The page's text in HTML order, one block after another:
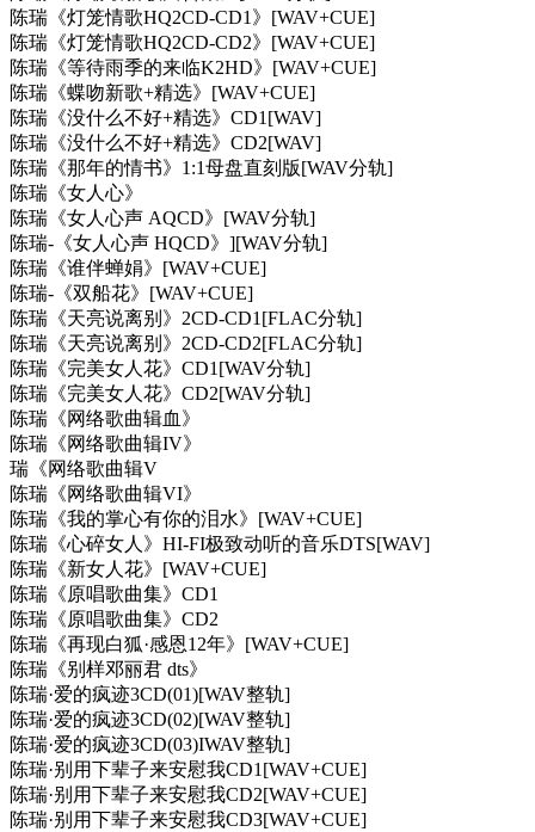
陈瑞《灯笼情歌HQ2CD-CD1》[WAV+CUE]
陈瑞《灯笼情歌HQ2CD-CD2》[WAV+CUE]
陈瑞《等待雨季的来临K2HD》[WAV+CUE]
陈瑞《蝶吻新歌+精选》[WAV+CUE]
陈瑞《没什么不好+精选》CD1[WAV]
陈瑞《没什么不好+精选》CD2[WAV]
陈瑞《那年的情书》1:1母盘直刻版[WAV分轨]
陈瑞《女人心》
陈瑞《女人心声 AQCD》[WAV分轨]
陈瑞-《女人心声 HQCD》][WAV分轨]
陈瑞《谁伴蝉娟》[WAV+CUE]
陈瑞-《双船花》[WAV+CUE]
陈瑞《天亮说离别》2CD-CD1[FLAC分轨]
陈瑞《天亮说离别》2CD-CD2[FLAC分轨]
陈瑞《完美女人花》CD1[WAV分轨]
陈瑞《完美女人花》CD2[WAV分轨]
陈瑞《网络歌曲辑血》
陈瑞《网络歌曲辑IV》
瑞《网络歌曲辑V
陈瑞《网络歌曲辑VI》
陈瑞《我的掌心有你的泪水》[WAV+CUE]
陈瑞《心碎女人》HI-FI极致动听的音乐DTS[WAV]
陈瑞《新女人花》[WAV+CUE]
陈瑞《原唱歌曲集》CD1
陈瑞《原唱歌曲集》CD2
陈瑞《再现白狐·感恩12年》[WAV+CUE]
陈瑞《别样邓丽君 dts》
陈瑞·爱的疯迹3CD(01)[WAV整轨]
陈瑞·爱的疯迹3CD(02)[WAV整轨]
陈瑞·爱的疯迹3CD(03)IWAV整轨]
陈瑞·别用下辈子来安慰我CD1[WAV+CUE]
陈瑞·别用下辈子来安慰我CD2[WAV+CUE]
陈瑞·别用下辈子来安慰我CD3[WAV+CUE]